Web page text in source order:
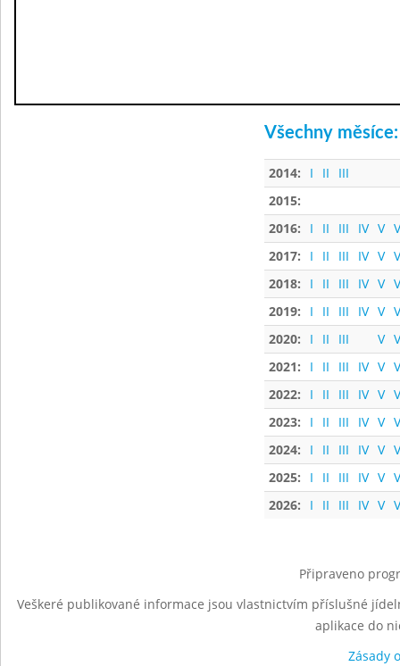
Všechny měsíce:
2014: I II
III
2015:
2016:
I II III IV V
2017:
I II III IV V
2018:
I II III IV V
2019:
I II III IV V
2020:
I II III V
2021:
I II III IV V
2022:
I II III IV V
2023:
I II III IV V
2024:
I II III IV V
2025:
I II III IV V
2026:
I II III IV V
Připraveno
Veškeré publikované informace jsou vlastnictvím příslušné
aplikace do
Zásady